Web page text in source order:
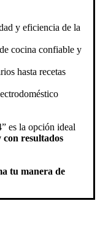
y eficiencia de la
cocina confiable y
hasta recetas
es la opción ideal
resultados
tu manera de